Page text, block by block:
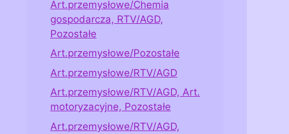
Art.przemysłowe/Chemia
gospodarcza, RTV/AGD,
Pozostałe
Art.przemysłowe/Pozostałe
Art.przemysłowe/RTV/AGD
Art.przemysłowe/RTV/AGD, Art.
motoryzacyjne, Pozostałe
Art.przemysłowe/RTV/AGD,